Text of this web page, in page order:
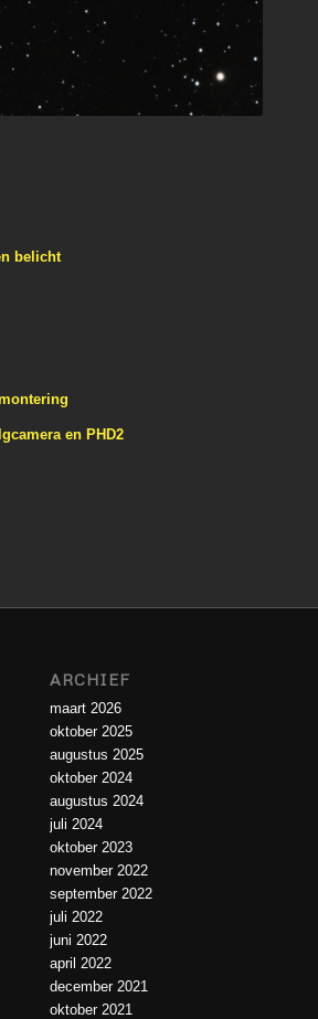
belicht
en PHD2
ARCHIEF
maart 2026
oktober 2025
augustus 2025
oktober 2024
augustus 2024
juli 2024
oktober 2023
november 2022
september 2022
juli 2022
juni 2022
april 2022
december 2021
oktober 2021